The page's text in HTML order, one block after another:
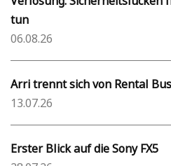
tun
06.08.26
Arri trennt sich von Rental
13.07.26
Erster Blick auf die Sony FX5